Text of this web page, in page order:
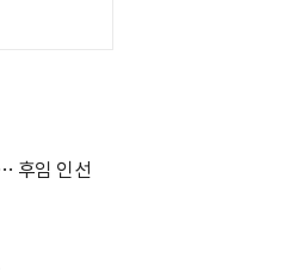
후임 인선